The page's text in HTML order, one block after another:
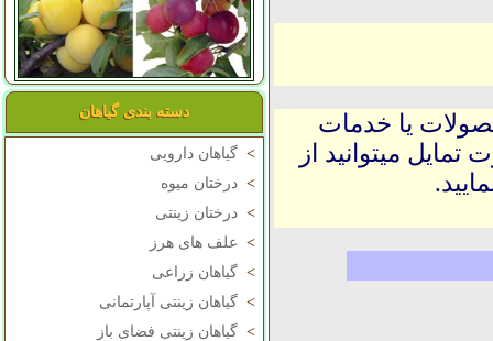
دسته بندی گیاهان
> گیاهان دارویی
> درختان میوه
> درختان زینتی
> علف های هرز
> گیاهان زراعی
> گیاهان زینتی آپارتمانی
> گیاهان زینتی فضای باز
یا خدمات
میتوانید از